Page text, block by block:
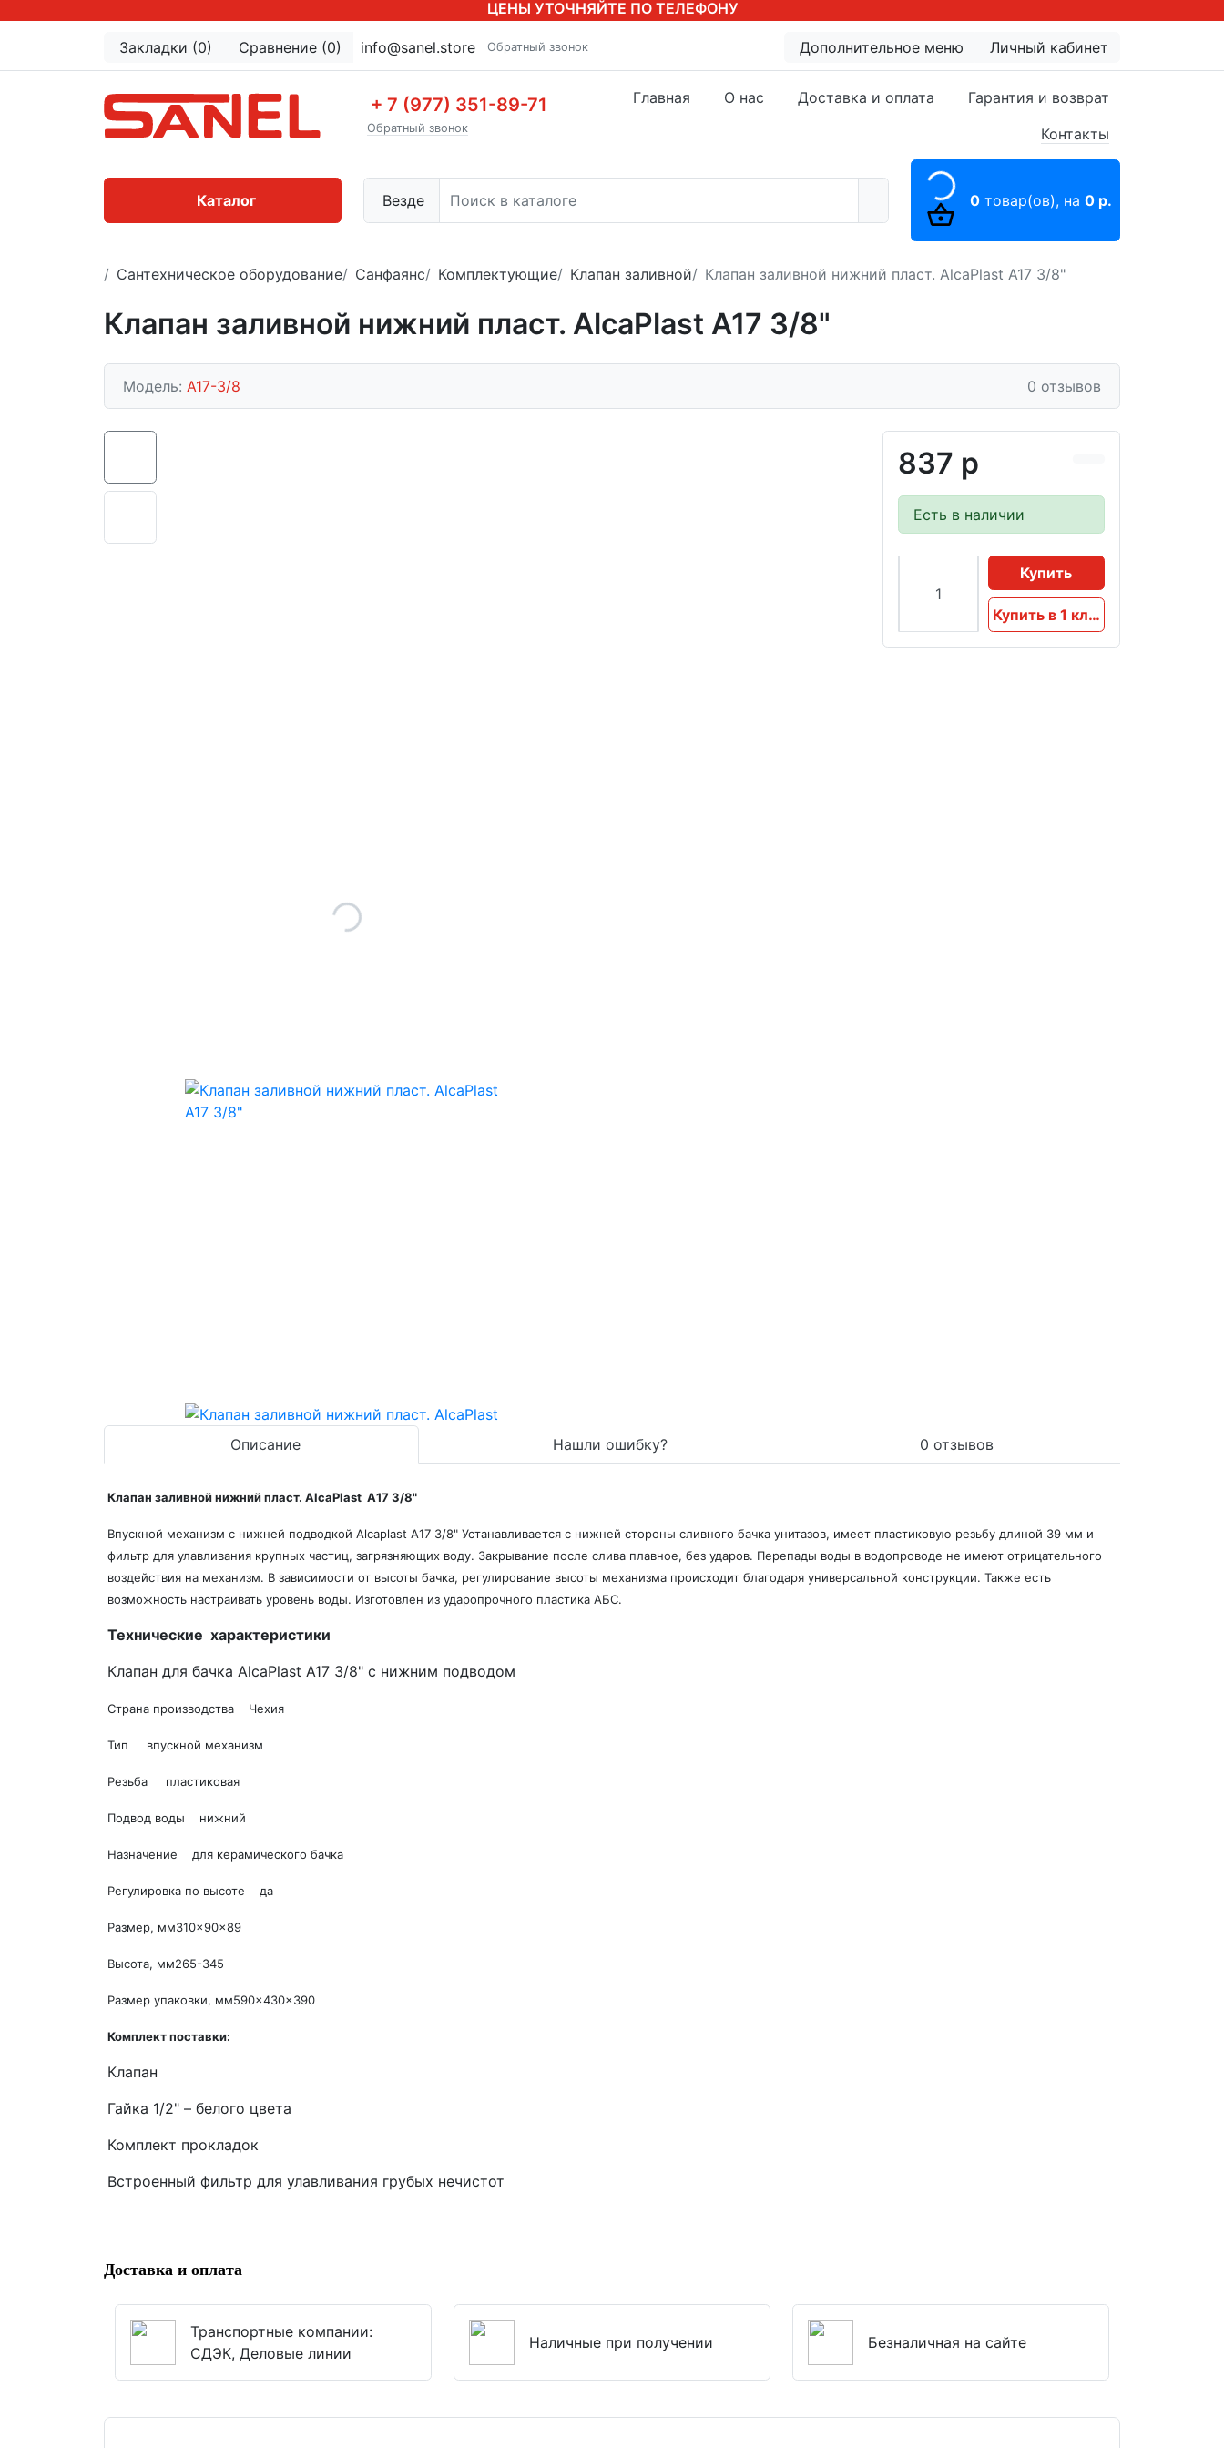
ЦЕНЫ УТОЧНЯЙТЕ ПО ТЕЛЕФОНУ
Закладки (0) Сравнение (0) info@sanel.store Обратный звонок Дополнительное меню Личный кабинет
+ 7 (977) 351-89-71
Обратный звонок
Везде
Главная О нас Доставка и оплата
Гарантия и возврат
Контакты
0 товар(ов), на 0 р.
Каталог
Сантехническое оборудование Санфаянс Комплектующие Клапан заливной Клапан заливной нижний пласт. AlcaPlast A17 3/8"
Клапан заливной нижний пласт. AlcaPlast A17 3/8"
Модель: A17-3/8 0 отзывов
837 р
Есть в наличии
Купить
Купить в 1 клик
Описание Нашли ошибку? 0 отзывов
Клапан заливной нижний пласт. AlcaPlast A17 3/8"
Впускной механизм с нижней подводкой Alcaplast A17 3/8" Устанавливается с нижней стороны сливного бачка унитазов, имеет пластиковую резьбу длиной 39 мм и
фильтр для улавливания крупных частиц, загрязняющих воду. Закрывание после слива плавное, без ударов. Перепады воды в водопроводе не имеют отрицательного
воздействия на механизм. В зависимости от высоты бачка, регулирование высоты механизма происходит благодаря универсальной конструкции. Также есть
возможность настраивать уровень воды. Изготовлен из ударопрочного пластика АБС.
Технические характеристики
Клапан для бачка AlcaPlast A17 3/8" с нижним подводом
Страна производства Чехия
Тип впускной механизм
Резьба пластиковая
Подвод воды нижний
Назначение для керамического бачка
Регулировка по высоте да
Размер, мм310×90×89
Высота, мм265-345
Размер упаковки, мм590×430×390
Комплект поставки:
Клапан
Гайка 1/2" – белого цвета
Комплект прокладок
Встроенный фильтр для улавливания грубых нечистот
Доставка и оплата
Транспортные компании:
СДЭК, Деловые линии
Наличные при получении Безналичная на сайте